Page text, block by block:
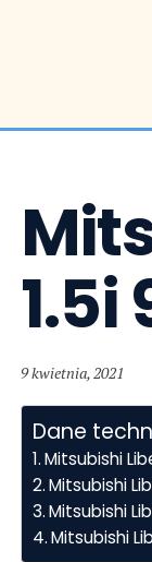
1.5i
9 kwietnia, 2021
Dane
Mitsubishi
Mitsubishi
Mitsubishi
Mitsubishi